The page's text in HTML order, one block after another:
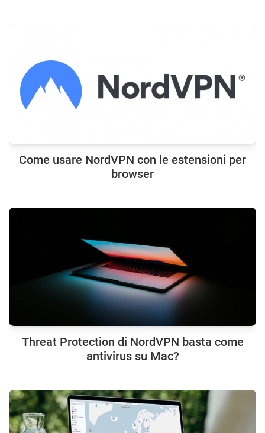
Come usare NordVPN con le estensioni per
browser
Threat Protection di NordVPN basta come
antivirus su Mac?